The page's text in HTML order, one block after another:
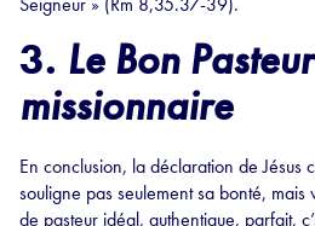
3. Le Bon
missionnaire
En conclusion, la déclaration de Jésus
souligne pas seulement sa bonté, mais
de pasteur idéal, authentique, parfait,